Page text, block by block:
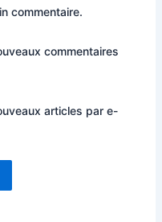
commentaire.
commentaires
articles par e-